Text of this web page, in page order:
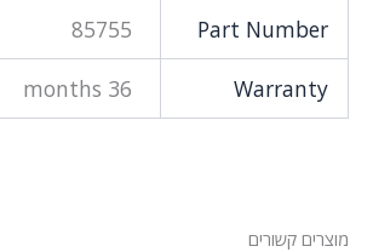
Part Number
85755
Warranty
36 months
מוצרים קשורים